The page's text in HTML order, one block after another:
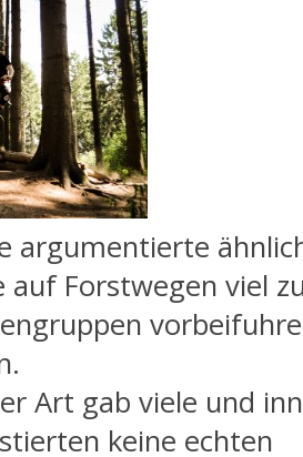
argumentierte
auf Forstwegen viel
Art gab viele und
keine echten